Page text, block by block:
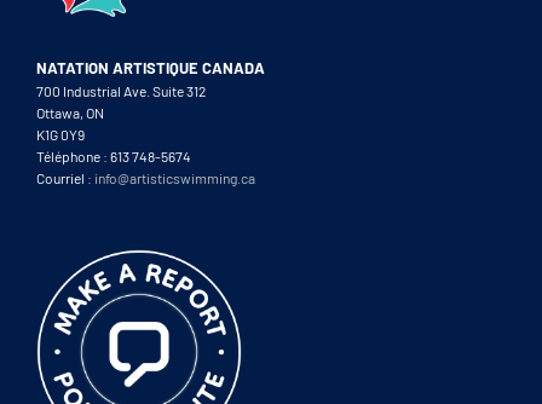
NATATION ARTISTIQUE CANADA
700 Industrial Ave. Suite 312
Ottawa, ON
K1G 0Y9
Téléphone : 613 748-5674
Courriel : info@artisticswimming.ca